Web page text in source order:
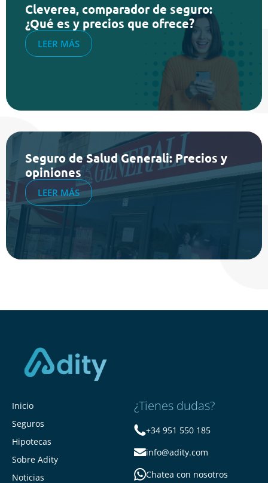
Cleverea, comparador de seguro:
¿Qué es y precios que ofrece?
LEER MÁS
Seguro de Salud Generali: Precios y
opiniones
LEER MÁS
Inicio
Seguros
Hipotecas
Sobre Adity
Noticias
¿Tienes dudas?
+34 951 550 185
info@adity.com
Chatea con nosotros